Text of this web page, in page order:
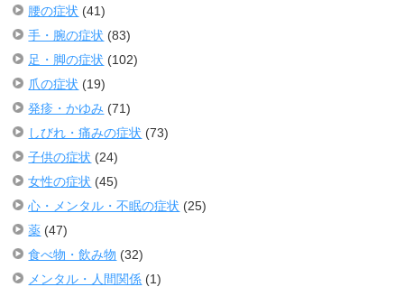
腰の症状 (41)
手・腕の症状 (83)
足・脚の症状 (102)
爪の症状 (19)
発疹・かゆみ (71)
しびれ・痛みの症状 (73)
子供の症状 (24)
女性の症状 (45)
心・メンタル・不眠の症状 (25)
薬 (47)
食べ物・飲み物 (32)
メンタル・人間関係 (1)